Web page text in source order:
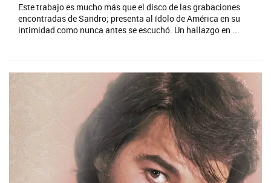
Este trabajo es mucho más que el disco de las grabaciones
encontradas de Sandro; presenta al ídolo de América en su
intimidad como nunca antes se escuchó. Un hallazgo en ...